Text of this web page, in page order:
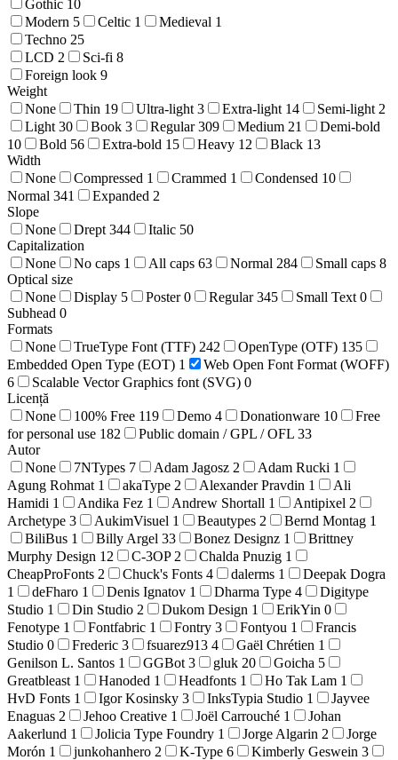
Gothic 10
Modern 5 Celtic 1 Medieval 1
Techno 25
LCD 2 Sci-fi 8
Foreign look 9
Weight
None
Thin 19 Ultra-light 3 Extra-light 14 Semi-light 2
Light 30 Book 3 Regular 309 Medium 21
Demi-bold
10
Bold 56 Extra-bold 15 Heavy 12 Black 13
Width
None
Compressed 1 Crammed 1 Condensed 10
Normal 341 Expanded 2
Slope
None
Drept 344 Italic 50
Capitalization
None
No caps 1 All caps 63 Normal 284 Small caps 8
Optical size
None
Display 5 Poster 0 Regular 345 Small Text 0
Subhead 0
Formats
None
TrueType Font (TTF) 242 OpenType (OTF) 135
Embedded Open Type (EOT) 1
Web Open Font Format (WOFF)
6
Scalable Vector Graphics font (SVG) 0
Licență
None
100% Free 119 Demo 4 Donationware 10
Free
for personal use 182 Public domain / GPL / OFL 33
Autor
None
7NTypes 7 Adam Jagosz 2 Adam Rucki 1
Agung Rohmat 1 akaType 2 Alexander Pravdin 1
Ali
Hamidi 1 Andika Fez 1 Andrew Shortall 1 Antipixel 2
Archetype 3 AukimVisuel 1 Beautypes 2 Bernd Montag 1
BiliBus 1 Billy Argel 33 Bonez Designz 1
Brittney
Murphy Design 12 C-3OP 2 Chalda Pnuzig 1
CheapProFonts 2 Chuck's Fonts 4 dalerms 1
Deepak Dogra
1
deFharo 1 Denis Ignatov 1 Dharma Type 4
Digitype
Studio 1 Din Studio 2 Dukom Design 1 ErikYin 0
Fenotype 1 Fontfabric 1 Fontry 3 Fontyou 1
Francis
Studio 0 Frederic 3 fsuarez913 4 Gaël Chrétien 1
Genilson L. Santos 1 GGBot 3 gluk 20 Goicha 5
Greatbleast 1 Hanoded 1 Headfonts 1 Ho Tak Lam 1
HvD Fonts 1 Igor Kosinsky 3 InksTypia Studio 1
Jayvee
Enaguas 2 Jehoo Creative 1 Joël Carrouché 1
Johan
Aakerlund 1 Jolicia Type Foundry 1 Jorge Algarin 2
Jorge
Morón 1 junkohanhero 2 K-Type 6 Kimberly Geswein 3